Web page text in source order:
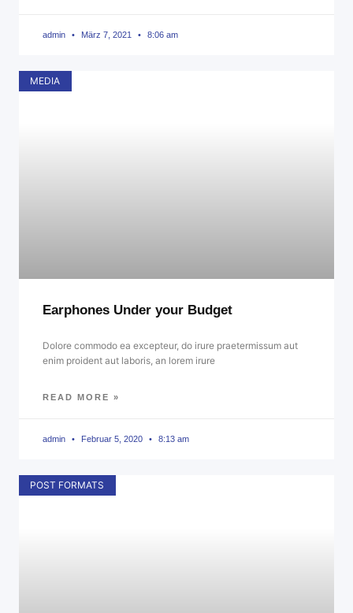
admin März 7, 2021 8:06 am
MEDIA
Earphones Under your Budget
Dolore commodo ea excepteur, do irure praetermissum aut
enim proident aut laboris, an lorem irure
READ MORE »
admin Februar 5, 2020 8:13 am
POST FORMATS